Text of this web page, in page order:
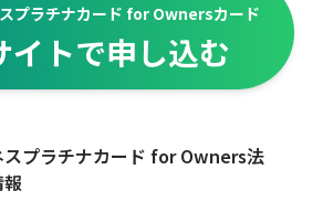
プラチナカード for Ownersカード
イトで申し込む
スプラチナカード for Owners法